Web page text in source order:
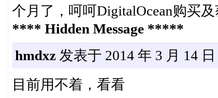
个月了，呵呵DigitalOcean购买
**** Hidden Message *****
hmdxz发表于 2014 年 3 月 14 日
目前用不着，看看